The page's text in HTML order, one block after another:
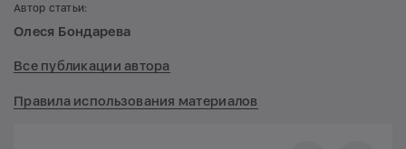
Автор статьи:
Олеся Бондарева
Все публикации автора
Правила использования материалов